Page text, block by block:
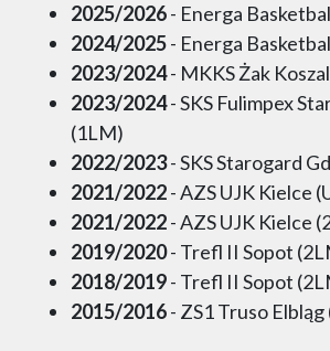
2025/2026- Energa
2024/2025- Energa
2023/2024- MKKS Żak
2023/2024- SKS Fulimpex
(1LM)
2022/2023- SKS Starogard
2021/2022- AZS UJK Kielce
2021/2022- AZS UJK Kielce
2019/2020- Trefl II Sopot
2018/2019- Trefl II Sopot
2015/2016- ZS1 Truso